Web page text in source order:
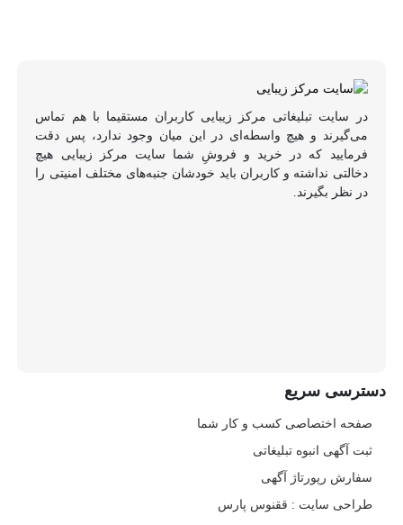
در سایت تبلیغاتی مرکز زیبایی کاربران مستقیما با هم تماس
می‌گیرند و هیچ واسطه‌ای در این میان وجود ندارد، پس دقت
فرمایید که در خرید و فروشِ شما سایت مرکز زیبایی هیچ
دخالتی نداشته و کاربران باید خودشان جنبه‌های مختلف امنیتی را
در نظر بگیرند.
دسترسی سریع
صفحه اختصاصی کسب و کار شما
ثبت آگهی انبوه تبلیغاتی
سفارش رپورتاژ آگهی
طراحی سایت : ققنوس پارس